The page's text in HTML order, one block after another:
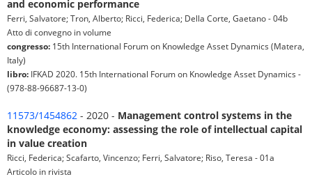
and economic performance
Ferri, Salvatore; Tron, Alberto; Ricci, Federica; Della Corte, Gaetano - 04b
Atto di convegno in volume
congresso: 15th International Forum on Knowledge Asset Dynamics (Matera,
Italy)
libro: IFKAD 2020. 15th International Forum on Knowledge Asset Dynamics -
(978-88-96687-13-0)
11573/1454862 - 2020 - Management control systems in the
knowledge economy: assessing the role of intellectual capital
in value creation
Ricci, Federica; Scafarto, Vincenzo; Ferri, Salvatore; Riso, Teresa - 01a
Articolo in rivista